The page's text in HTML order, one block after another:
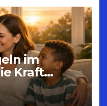
im
Kraft
in